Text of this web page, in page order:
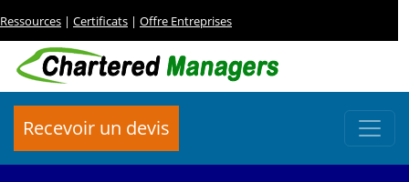
Ressources | Certificats | Offre Entreprises
Recevoir un devis